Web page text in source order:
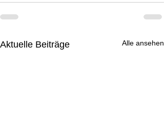
Aktuelle Beiträge Alle ansehen